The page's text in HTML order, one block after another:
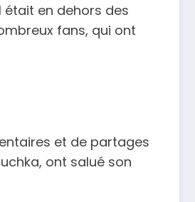
était en dehors des
fans, qui ont
et de partages
ont salué son